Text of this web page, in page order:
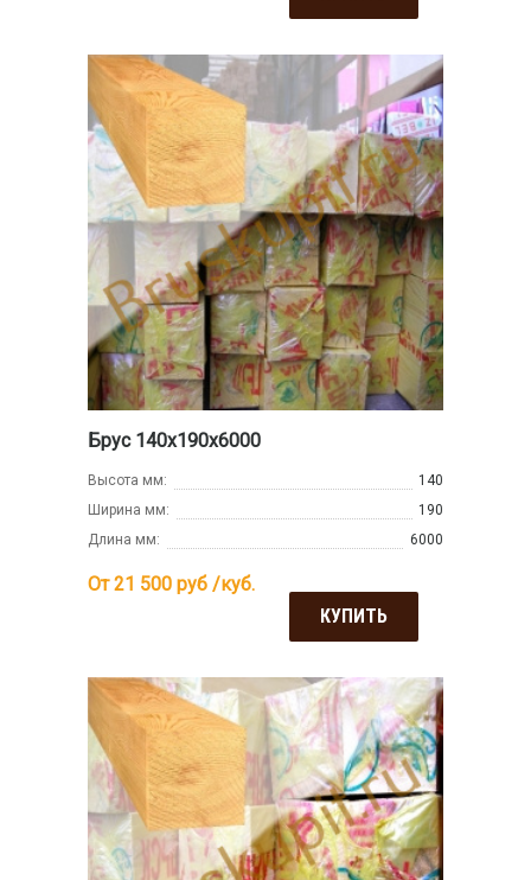
Брус 140х190х6000
Высота мм:
140
Ширина мм:
190
Длина мм:
6000
От 21 500 руб /куб.
КУПИТЬ